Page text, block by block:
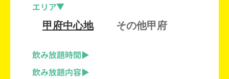
エリア
甲府中心地 その他甲府
飲み放題時間
飲み放題内容